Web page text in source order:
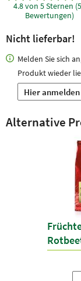
4.8 von 5 Sternen
Bewertungen)
Nicht lieferbar!
Melden Sie sich
Produkt wieder
Hier anmelden
Alternative